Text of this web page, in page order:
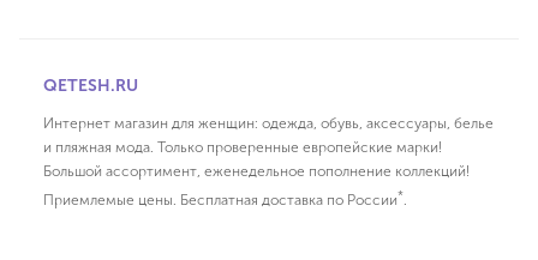
QETESH.RU
Интернет магазин для женщин: одежда, обувь, аксессуары, белье
и пляжная мода. Только проверенные европейские марки!
Большой ассортимент, еженедельное пополнение коллекций!
Приемлемые цены. Бесплатная доставка по России*.